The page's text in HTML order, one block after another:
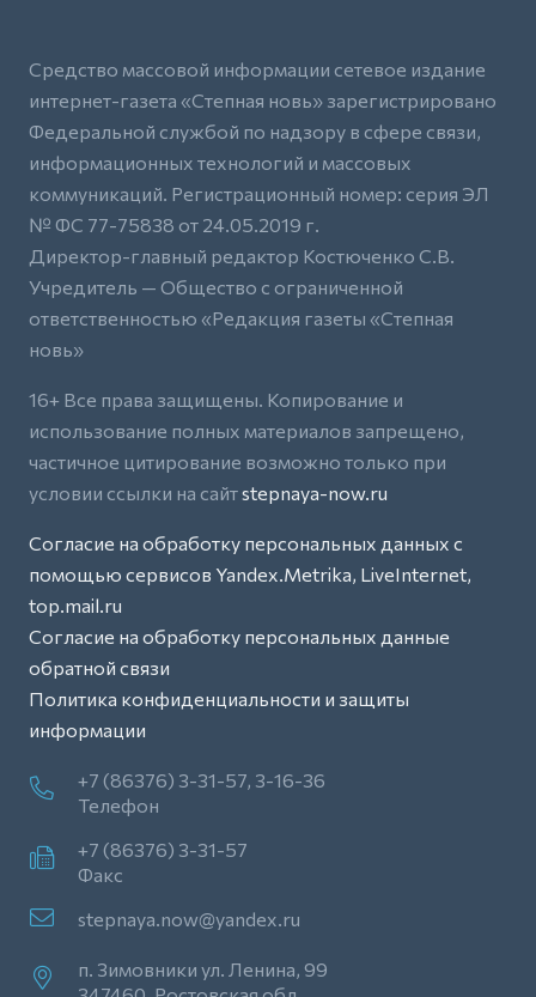
Средство массовой информации сетевое издание
интернет-газета «Степная новь» зарегистрировано
Федеральной службой по надзору в сфере связи,
информационных технологий и массовых
коммуникаций. Регистрационный номер: серия ЭЛ
№ ФС 77-75838 от 24.05.2019 г.
Директор-главный редактор Костюченко С.В.
Учредитель — Общество с ограниченной
ответственностью «Редакция газеты «Степная
новь»
16+ Все права защищены. Копирование и
использование полных материалов запрещено,
частичное цитирование возможно только при
условии ссылки на сайтstepnaya-now.ru
Согласие на обработку персональных данных с
помощью сервисов Yandex.Metrika, LiveInternet,
top.mail.ru
Согласие на обработку персональных данные
обратной связи
Политика конфиденциальности и защиты
информации
+7 (86376) 3-31-57, 3-16-36
Телефон
+7 (86376) 3-31-57
Факс
stepnaya.now@yandex.ru
п. Зимовники ул. Ленина, 99